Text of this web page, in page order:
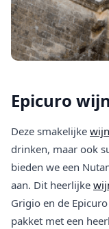
Epicuro
Deze smakelijke
drinken, maar ook
bieden we een
aan. Dit heerlijke
Grigio en de
pakket met een